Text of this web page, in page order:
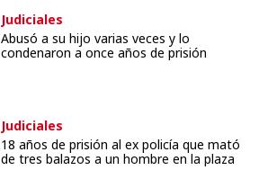
Judiciales
Abusó a su hijo varias veces y lo
condenaron a once años de prisión
Judiciales
18 años de prisión al ex policía que mató
de tres balazos a un hombre en la plaza